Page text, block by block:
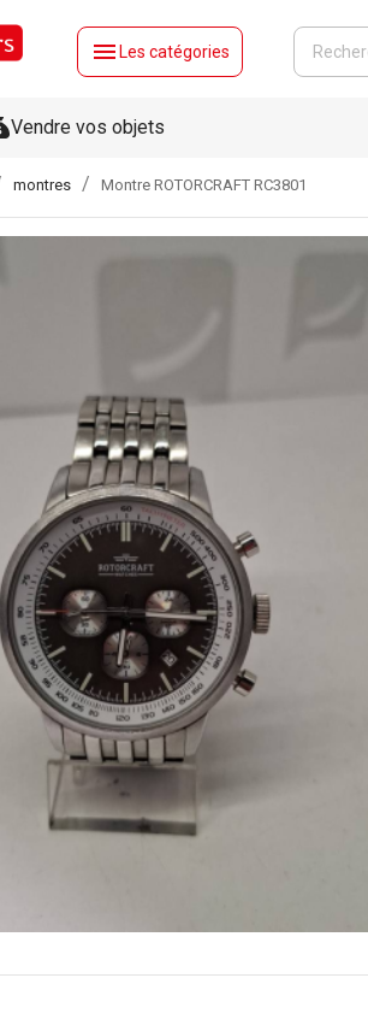
menu Les catégories
Vendre vos objets
montres Montre ROTORCRAFT RC3801